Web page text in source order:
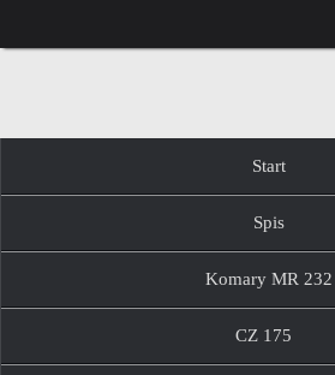
do
treści
Start
Spis
Komary MR 232
CZ 175